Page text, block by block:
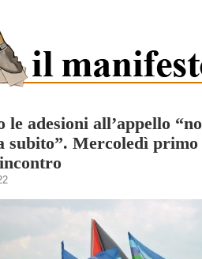
le adesioni all’appello
subito”. Mercoledì primo